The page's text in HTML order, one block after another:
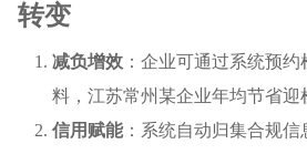
转变
减负增效 ：企业可通过系统预
料，江苏常州某企业年均节省迎
信用赋能：系统自动归集合规信